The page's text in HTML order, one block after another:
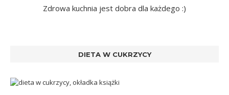
Zdrowa kuchnia jest dobra dla każdego :)
DIETA W CUKRZYCY